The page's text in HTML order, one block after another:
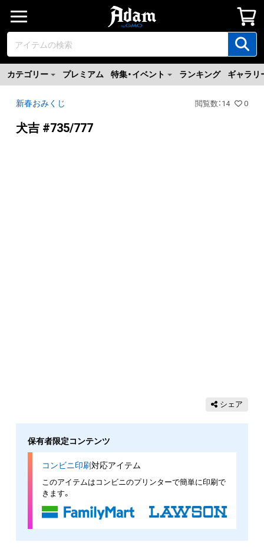
カテゴリー プレミアム 特集・イベント ランキング ギャラリ
新春おみくじ 閲覧数 ： 14 0
犬吉 #735/777
シェア
保有者限定コンテンツ
コンビニ印刷対応アイテム
このアイテムはコンビニのプリンターで簡単に印刷で
きます。